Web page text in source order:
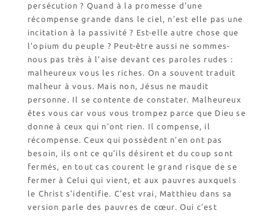
Covoiturage
La boutique – Librairie
Biscuiterie St Dominique
Catalogue et tarifs
Nos emballages
Nos biscuits
Nos ingrédients
L’association
Prochains événements
Dernières conférences
persécution ? Quand à la promesse d’une
récompense grande dans le ciel, n’est elle pas une
incitation à la passivité ? Est-elle autre chose que
l’opium du peuple ? Peut-être aussi ne sommes-
nous pas très à l’aise devant ces paroles rudes :
malheureux vous les riches. On a souvent traduit
malheur à vous. Mais non, Jésus ne maudit
personne. Il se contente de constater. Malheureux
êtes vous car vous vous trompez parce que Dieu se
donne à ceux qui n’ont rien. Il compense, il
récompense. Ceux qui possèdent n’en ont pas
besoin, ils ont ce qu’ils désirent et du coup sont
fermés, en tout cas courent le grand risque de se
fermer à Celui qui vient, et aux pauvres auxquels
le Christ s’identifie. C’est vrai, Matthieu dans sa
version parle des pauvres de cœur. Oui c’est